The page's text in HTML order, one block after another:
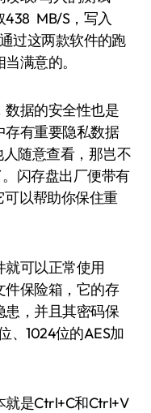
438 MB/S，写入
过这两款软件的跑
满意的。
据的安全性也是
存有重要隐私数据
随意查看，那岂不
闪存盘出厂便带有
可以帮助你保住重
可以正常使用
件保险箱，它的存
患，并且其密码保
、1024位的AES加
是Ctrl+C和Ctrl+V